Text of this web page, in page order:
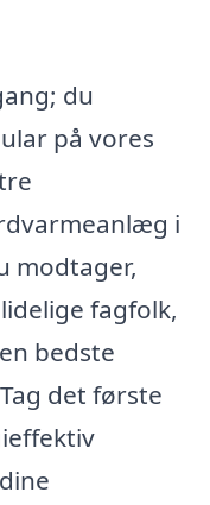
du
på vores
i
modtager,
fagfolk,
bedste
det første